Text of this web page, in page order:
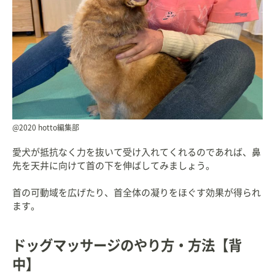
@2020 hotto編集部
愛犬が抵抗なく力を抜いて受け入れてくれるのであれば、鼻
先を天井に向けて首の下を伸ばしてみましょう。
首の可動域を広げたり、首全体の凝りをほぐす効果が得られ
ます。
ドッグマッサージのやり方・方法【背
中】